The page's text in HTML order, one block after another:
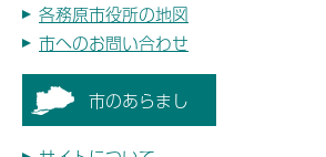
各務原市役所の地図
市へのお問い合わせ
市のあらまし